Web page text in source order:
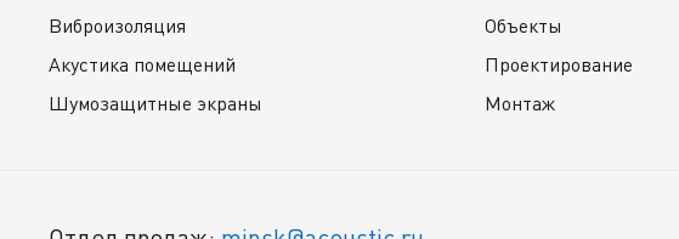
Виброизоляция
Акустика помещений
Шумозащитные экраны
Объекты
Проектирование
Монтаж